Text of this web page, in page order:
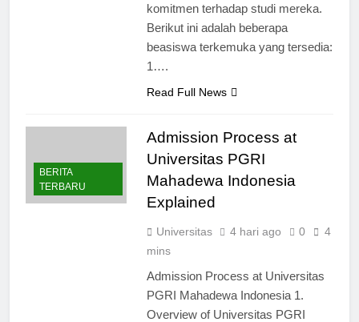
komitmen terhadap studi mereka.
Berikut ini adalah beberapa
beasiswa terkemuka yang tersedia:
1….
Read Full News
BERITA
TERBARU
Admission Process at
Universitas PGRI
Mahadewa Indonesia
Explained
Universitas 4 hari ago 0
4
mins
Admission Process at Universitas
PGRI Mahadewa Indonesia 1.
Overview of Universitas PGRI